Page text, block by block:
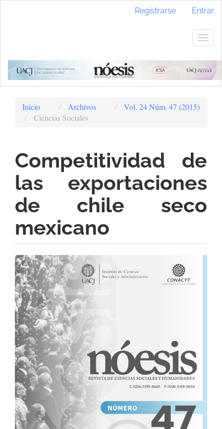
lateral
Registrarse Entrar
Inicio Archivos
Vol. 24 Núm. 47 (2015)
Ciencias Sociales
Competitividad de
las exportaciones
de chile seco
mexicano
Barra
lateral
del
artículo